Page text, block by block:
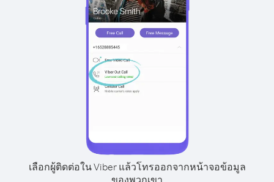
เลือกผู้ติดต่อใน Viber แล้วโทรออกจากหน้าจอข้อมูล
ของพวกเขา